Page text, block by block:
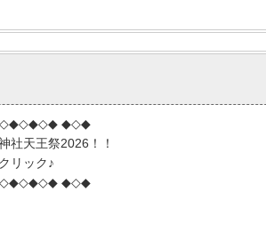
◆◇◆
天王祭2026！！
リック♪
◆◇◆